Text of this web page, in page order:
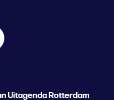
Uitagenda Rotterdam